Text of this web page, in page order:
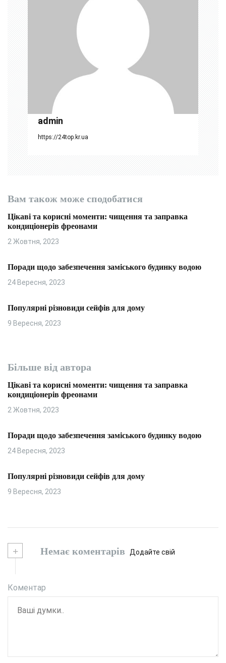
admin
https://24top.kr.ua
Вам також може сподобатися
Цікаві та корисні моменти: чищення та заправка
кондиціонерів фреонами
2 Жовтня, 2023
Поради щодо забезпечення заміського будинку водою
24 Вересня, 2023
Популярні різновиди сейфів для дому
9 Вересня, 2023
Більше від автора
Цікаві та корисні моменти: чищення та заправка
кондиціонерів фреонами
2 Жовтня, 2023
Поради щодо забезпечення заміського будинку водою
24 Вересня, 2023
Популярні різновиди сейфів для дому
9 Вересня, 2023
+ Немає коментарів Додайте свій
Коментар